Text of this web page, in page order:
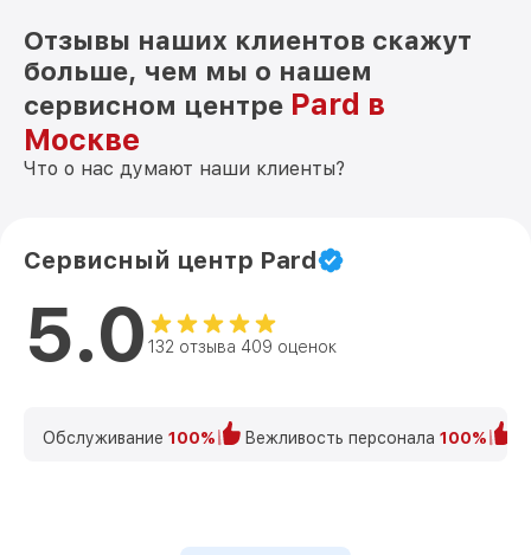
Отзывы наших клиентов скажут
больше, чем мы о нашем
сервисном центре Pard в
Москве
Что о нас думают наши клиенты?
Сервисный центр Pard
5.0 132 отзыва 409 оценок
Обслуживание 100% Вежливость персонала 100%